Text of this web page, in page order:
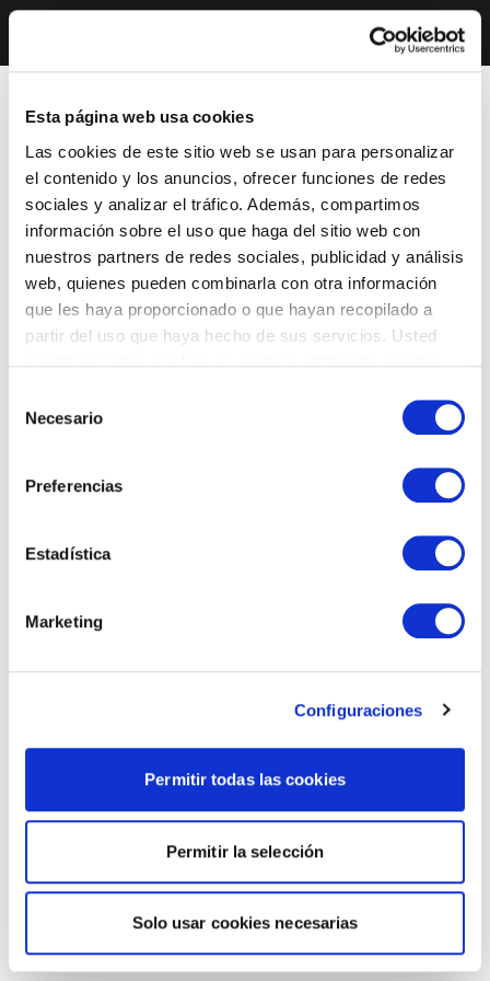
Esta página web usa cookies
Las cookies de este sitio web se usan para personalizar
el contenido y los anuncios, ofrecer funciones de redes
sociales y analizar el tráfico. Además, compartimos
información sobre el uso que haga del sitio web con
nuestros partners de redes sociales, publicidad y análisis
web, quienes pueden combinarla con otra información
que les haya proporcionado o que hayan recopilado a
partir del uso que haya hecho de sus servicios. Usted
Necesario
Preferencias
Estadística
Marketing
Configuraciones
Permitir todas las cookies
Permitir la selección
Solo usar cookies necesarias